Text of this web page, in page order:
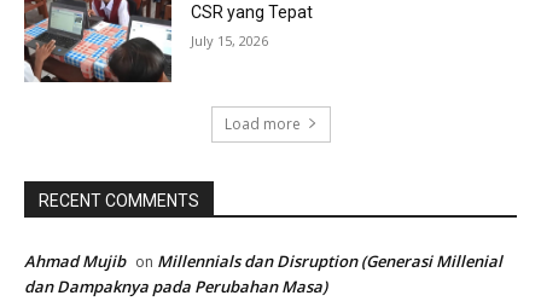
CSR yang Tepat
July 15, 2026
Load more
RECENT COMMENTS
Ahmad Mujib on Millennials dan Disruption (Generasi Millenial
dan Dampaknya pada Perubahan Masa)